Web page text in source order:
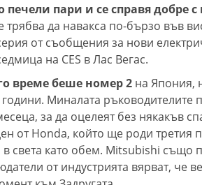
печели пари и се справя добре
трябва да навакса по-бързо във
от съобщения за нови
на CES в Лас Вегас.
време беше номер 2 на Япония,
години. Миналата
за да оцелеят без някакъв
от Honda, който ще роди третия
света като обем. Mitsubishi също
от индустрията вярват, че